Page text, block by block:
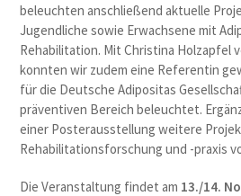
beleuchten anschließend aktuelle
Jugendliche sowie Erwachsene mit
Rehabilitation. Mit Christina Holzapfel
konnten wir zudem eine Referentin
für die Deutsche Adipositas
präventiven Bereich beleuchtet.
einer Posterausstellung weitere
Rehabilitationsforschung und -praxis
Die Veranstaltung findet am 13./14.